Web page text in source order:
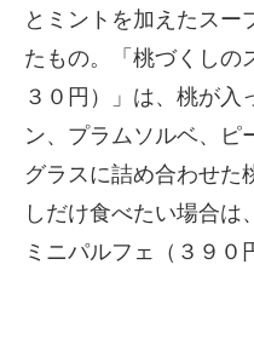
とミントを加えたスー
たもの。「桃づくしの
３０円）」は、桃が入
ン、プラムソルベ、ピ
グラスに詰め合わせた
しだけ食べたい場合
ミニパルフェ（３９０